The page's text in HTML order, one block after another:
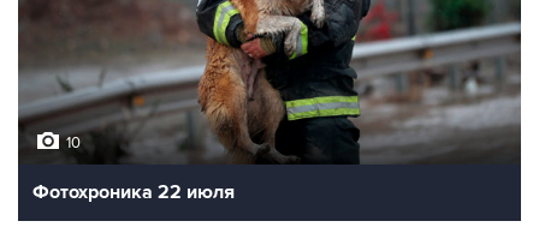
10
Фотохроника 22 июля